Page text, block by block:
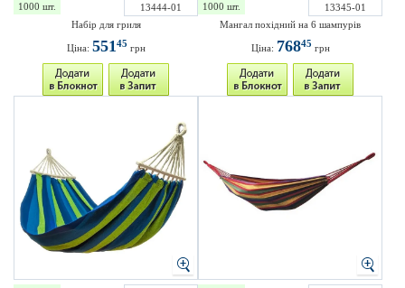
1000 шт.
13444-01
Набір для гриля
Ціна: 55145 грн
1000 шт.
13345-01
Мангал похідний на 6 шампурів
Ціна: 76845 грн